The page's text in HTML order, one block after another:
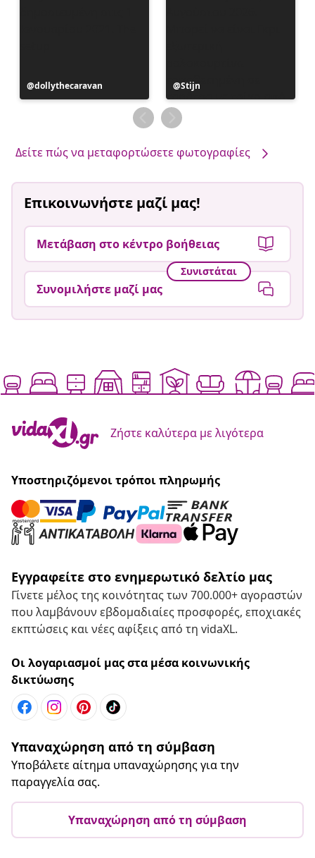
Η
ανάρτηση
dollythecaravan
Η
ανάρτηση
δημοσιεύθηκε
από
Stijn
Δείτε πώς να μεταφορτώσετε φωτογραφίες
Επικοινωνήστε μαζί μας!
Μετάβαση στο κέντρο βοήθειας
Συνιστάται
Συνομιλήστε μαζί μας
Ζήστε καλύτερα με λιγότερα
Υποστηριζόμενοι τρόποι πληρωμής
Εγγραφείτε στο ενημερωτικό δελτίο μας
Γίνετε μέλος της κοινότητας των 700.000+ αγοραστών
που λαμβάνουν εβδομαδιαίες προσφορές, εποχιακές
εκπτώσεις και νέες αφίξεις από τη vidaXL.
Οι λογαριασμοί μας στα μέσα κοινωνικής
δικτύωσης
Υπαναχώρηση από τη σύμβαση
Υποβάλετε αίτημα υπαναχώρησης για την
παραγγελία σας.
Υπαναχώρηση από τη σύμβαση